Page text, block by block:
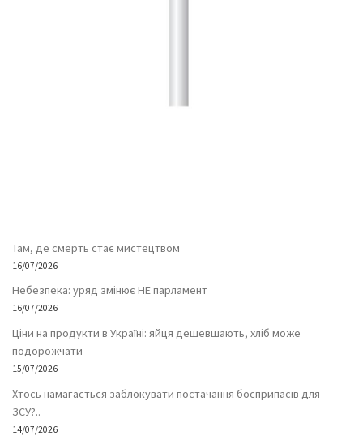
Там, де смерть стає мистецтвом
16/07/2026
Небезпека: уряд змінює НЕ парламент
16/07/2026
Ціни на продукти в Україні: яйця дешевшають, хліб може
подорожчати
15/07/2026
Хтось намагається заблокувати постачання боєприпасів для
ЗСУ?..
14/07/2026